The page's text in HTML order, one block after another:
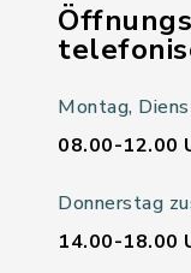
Montag,
08.00-12.00
Donnerstag
14.00-18.00